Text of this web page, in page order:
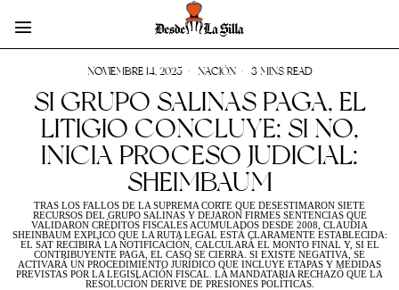
NOVIEMBRE 14, 2025 NACIÓN 3 MINS READ
SI GRUPO SALINAS PAGA, EL
LITIGIO CONCLUYE; SI NO,
INICIA PROCESO JUDICIAL:
SHEIMBAUM
TRAS LOS FALLOS DE LA SUPREMA CORTE QUE DESESTIMARON SIETE
RECURSOS DEL GRUPO SALINAS Y DEJARON FIRMES SENTENCIAS QUE
VALIDARON CRÉDITOS FISCALES ACUMULADOS DESDE 2008, CLAUDIA
SHEINBAUM EXPLICÓ QUE LA RUTA LEGAL ESTÁ CLARAMENTE ESTABLECIDA:
EL SAT RECIBIRÁ LA NOTIFICACIÓN, CALCULARÁ EL MONTO FINAL Y, SI EL
CONTRIBUYENTE PAGA, EL CASO SE CIERRA. SI EXISTE NEGATIVA, SE
ACTIVARÁ UN PROCEDIMIENTO JURÍDICO QUE INCLUYE ETAPAS Y MEDIDAS
PREVISTAS POR LA LEGISLACIÓN FISCAL. LA MANDATARIA RECHAZÓ QUE LA
RESOLUCIÓN DERIVE DE PRESIONES POLÍTICAS.